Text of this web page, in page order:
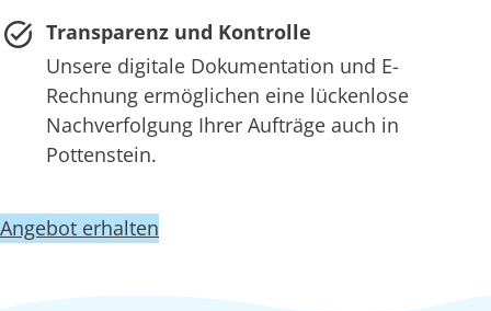
Transparenz und Kontrolle
Unsere digitale Dokumentation und E-
Rechnung ermöglichen eine lückenlose
Nachverfolgung Ihrer Aufträge auch in
Pottenstein.
Angebot erhalten